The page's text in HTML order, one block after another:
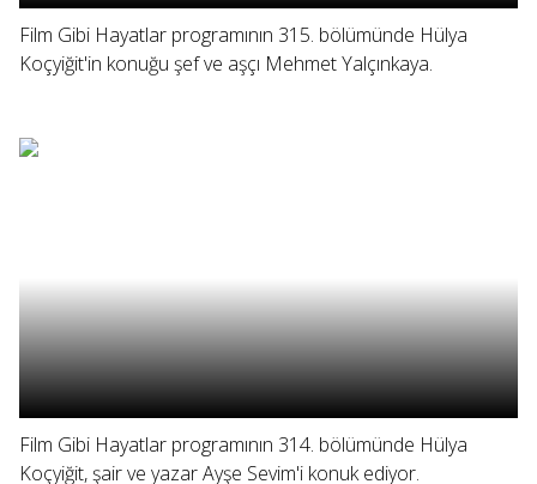
Film Gibi Hayatlar programının 315. bölümünde Hülya
Koçyiğit'in konuğu şef ve aşçı Mehmet Yalçınkaya.
Film Gibi Hayatlar programının 314. bölümünde Hülya
Koçyiğit, şair ve yazar Ayşe Sevim'i konuk ediyor.